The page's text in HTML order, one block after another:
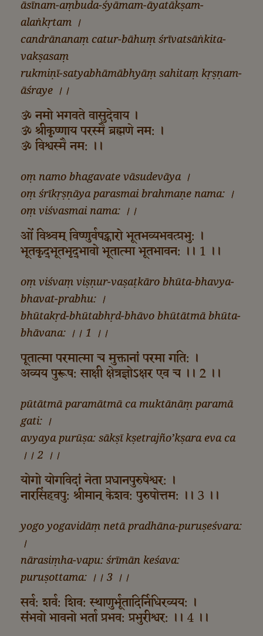
āsīnam-aṃbuda-śyāmam-āyatākṣam-
alaṅkṛtam ।
candrānanaṃ catur-bāhuṃ śrīvatsāṅkita-
vakṣasaṃ
rukmiṇī-satyabhāmābhyāṃ sahitaṃ kṛṣṇam-
āśraye ।।
ॐ नमो भगवते वासुदेवाय ।
ॐ श्रीकृष्णाय परस्मै ब्रह्मणे नम: ।
ॐ विश्वस्मै नम: ।।
oṃ namo bhagavate vāsudevāya ।
oṃ śrīkṛṣṇāya parasmai brahmaṇe nama: ।
oṃ viśvasmai nama: ।।
ओं विश्र्वम्‌ विष्णुर्वषट्कारो भूतभव्यभवत्प्रभु: ।
भूतकृद्‌भूतभृद्‌भावो भूतात्मा भूतभावन: ।। 1 ।।
oṃ viśvaṃ viṣṇur-vaṣaṭkāro bhūta-bhavya-
bhavat-prabhu: ।
bhūtakṛd-bhūtabhṛd-bhāvo bhūtātmā bhūta-
bhāvana: ।। 1 ।।
पूतात्मा परमात्मा च मुक्तानां परमा गति: ।
अव्यय पुरूष: साक्षी क्षेत्रज्ञोऽक्षर एव च ।। 2 ।।
pūtātmā paramātmā ca muktānāṃ paramā
gati: ।
avyaya purūṣa: sākṣī kṣetrajño’kṣara eva ca
।। 2 ।।
योगो योगविदां नेता प्रधानपुरुषेश्वर: ।
नारसिंहवपु: श्रीमान्‌ केशव: पुरुषोत्तम: ।। 3 ।।
yogo yogavidāṃ netā pradhāna-puruṣeśvara:
।
nārasiṃha-vapu: śrīmān keśava:
puruṣottama: ।। 3 ।।
सर्व: शर्व: शिव: स्थाणुर्भूतादिर्निधिरव्यय: ।
संभवो भावनो भर्ता प्रभव: प्रभुरीश्वर: ।। 4 ।।